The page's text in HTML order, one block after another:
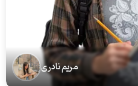
مریم نادری